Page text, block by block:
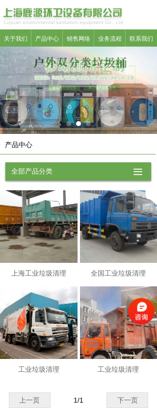
Luyuan environmental sanitation equipment Co., Ltd
关于我们 产品中心 销售网络 业务流程 联系我们
上海工业垃圾清理 全国工业垃圾清理
工业垃圾清理 工业垃圾清理
上一页 下一页
1/1
产品中心
끀
全部产品分类